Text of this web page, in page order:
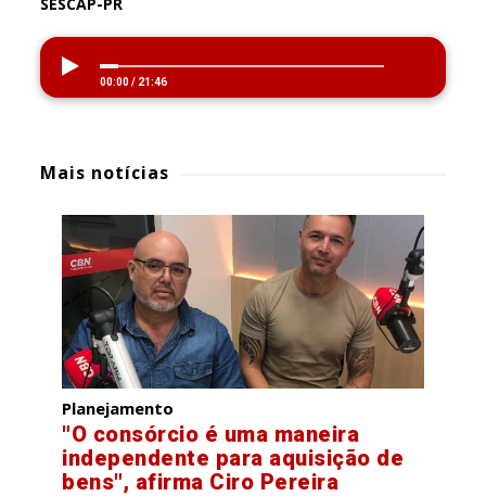
00:00/ 21:46
Mais notícias
Planejamento
"O consórcio é uma maneira
independente para aquisição de
bens", afirma Ciro Pereira